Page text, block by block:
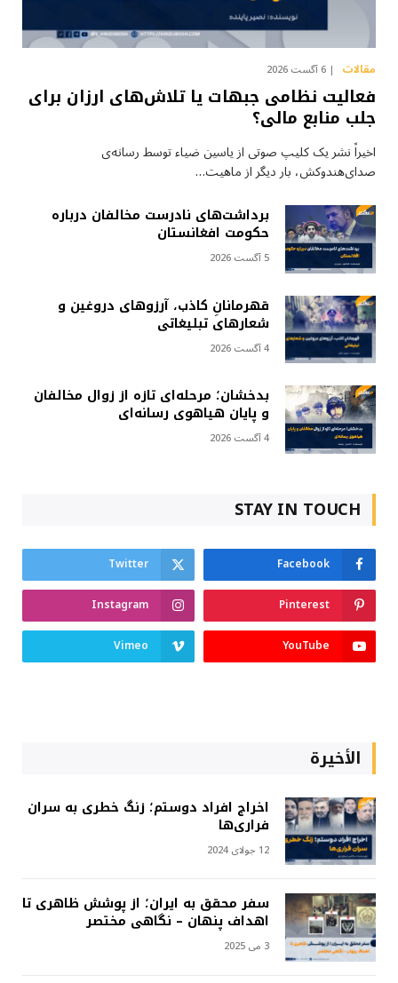
مقالات 6 آگست 2026
فعالیت نظامی جبهات یا تلاش‌های ارزان برای
جلب منابع مالی؟
اخیراً نشر یک کلیپ صوتی از یاسین ضیاء توسط رسانه‌ی
صدای‌هندوکش، بار دیگر از ماهیت…
برداشت‌های نادرست مخالفان درباره
حکومت افغانستان
5 آگست 2026
قهرمانانِ کاذب، آرزوهای دروغین و
شعارهای تبلیغاتی
4 آگست 2026
بدخشان؛ مرحله‌ای تازه از زوال مخالفان
و پایان هیاهوی رسانه‌ای
4 آگست 2026
STAY IN TOUCH
Facebook
Twitter
Pinterest
Instagram
YouTube
Vimeo
الأخيرة
اخراج افراد دوستم؛ زنگ خطری به سران
فراری‌ها
12 جولای 2024
سفر محقق به ایران؛ از پوشش ظاهری تا
اهداف پنهان – نگاهی مختصر
3 می 2025